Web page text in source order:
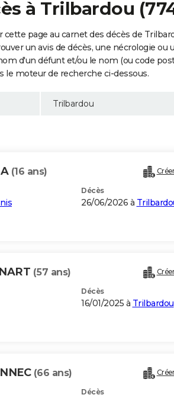
à Trilbardou
page au carnet des décès de
un avis de décès, une nécrologie ou
d'un défunt et/ou le nom (ou code
le moteur de recherche ci-dessous.
(16 ans)
Décès
26/06/2026 à
(57 ans)
Décès
16/01/2025 à Trilbardou
(66 ans)
Décès